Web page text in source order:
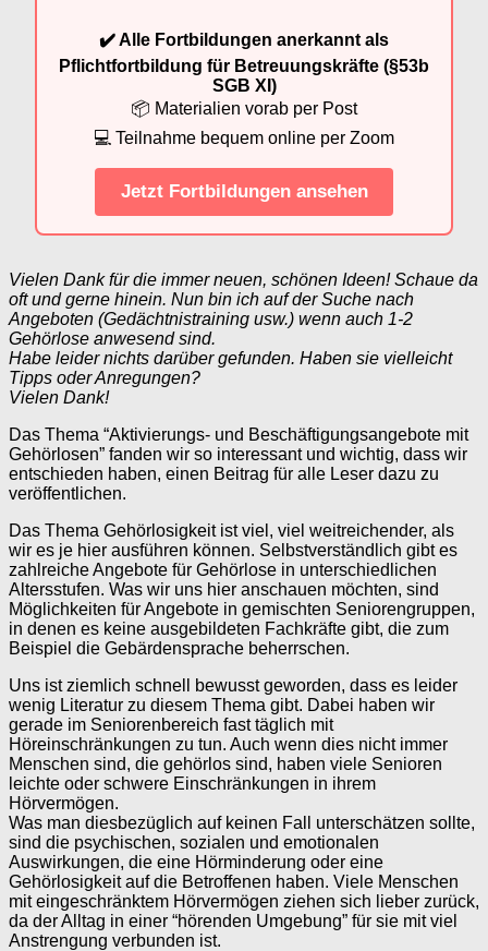
✔️ Alle Fortbildungen anerkannt als
Pflichtfortbildung für Betreuungskräfte (§53b
SGB XI)
📦 Materialien vorab per Post
💻 Teilnahme bequem online per Zoom
Jetzt Fortbildungen ansehen
Vielen Dank für die immer neuen, schönen Ideen! Schaue da
oft und gerne hinein. Nun bin ich auf der Suche nach
Angeboten (Gedächtnistraining usw.) wenn auch 1-2
Gehörlose anwesend sind.
Habe leider nichts darüber gefunden. Haben sie vielleicht
Tipps oder Anregungen?
Vielen Dank!
Das Thema “Aktivierungs- und Beschäftigungsangebote mit
Gehörlosen” fanden wir so interessant und wichtig, dass wir
entschieden haben, einen Beitrag für alle Leser dazu zu
veröffentlichen.
Das Thema Gehörlosigkeit ist viel, viel weitreichender, als
wir es je hier ausführen können. Selbstverständlich gibt es
zahlreiche Angebote für Gehörlose in unterschiedlichen
Altersstufen. Was wir uns hier anschauen möchten, sind
Möglichkeiten für Angebote in gemischten Seniorengruppen,
in denen es keine ausgebildeten Fachkräfte gibt, die zum
Beispiel die Gebärdensprache beherrschen.
Uns ist ziemlich schnell bewusst geworden, dass es leider
wenig Literatur zu diesem Thema gibt. Dabei haben wir
gerade im Seniorenbereich fast täglich mit
Höreinschränkungen zu tun. Auch wenn dies nicht immer
Menschen sind, die gehörlos sind, haben viele Senioren
leichte oder schwere Einschränkungen in ihrem
Hörvermögen.
Was man diesbezüglich auf keinen Fall unterschätzen sollte,
sind die psychischen, sozialen und emotionalen
Auswirkungen, die eine Hörminderung oder eine
Gehörlosigkeit auf die Betroffenen haben. Viele Menschen
mit eingeschränktem Hörvermögen ziehen sich lieber zurück,
da der Alltag in einer “hörenden Umgebung” für sie mit viel
Anstrengung verbunden ist.